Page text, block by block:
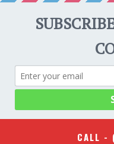
CALL -